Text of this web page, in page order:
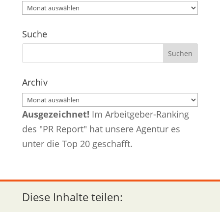
Archiv
Suche
Archiv
Archiv
Ausgezeichnet! Im Arbeitgeber-Ranking
des "PR Report" hat unsere Agentur es
unter die Top 20 geschafft.
Diese Inhalte teilen: